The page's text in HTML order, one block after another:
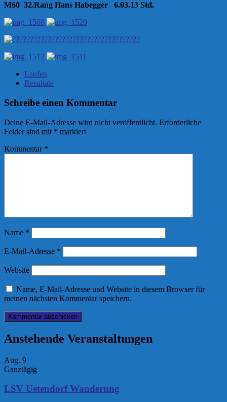
M60 32.Rang Hans Habegger 6.03.13 Std.
Laufen
Resultate
Schreibe einen Kommentar
Deine E-Mail-Adresse wird nicht veröffentlicht. Erforderliche
Felder sind mit * markiert
Kommentar *
Name *
E-Mail-Adresse *
Website
Name, E-Mail-Adresse und Website in diesem Browser für
meinen nächsten Kommentar speichern.
Anstehende Veranstaltungen
Aug. 9
Ganztägig
LSV Uetendorf Wanderung